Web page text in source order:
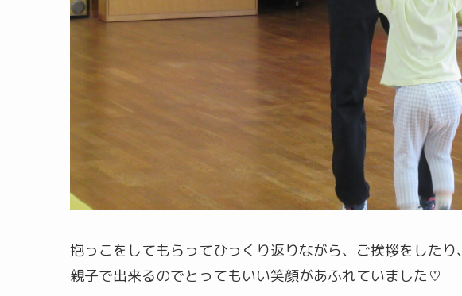
抱っこをしてもらってひっくり返りながら、ご挨拶をしたり、
親子で出来るのでとってもいい笑顔があふれていました♡